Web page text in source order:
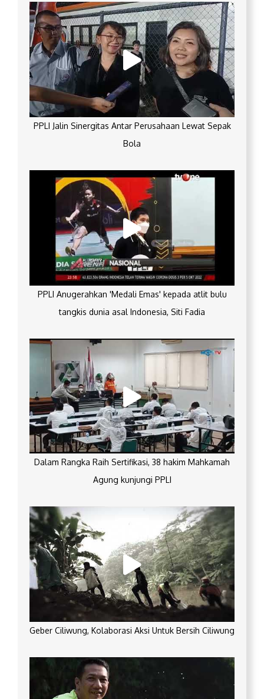
PPLI Jalin Sinergitas Antar Perusahaan Lewat Sepak
Bola
PPLI Anugerahkan 'Medali Emas' kepada atlit bulu
tangkis dunia asal Indonesia, Siti Fadia
Dalam Rangka Raih Sertifikasi, 38 hakim Mahkamah
Agung kunjungi PPLI
Geber Ciliwung, Kolaborasi Aksi Untuk Bersih Ciliwung